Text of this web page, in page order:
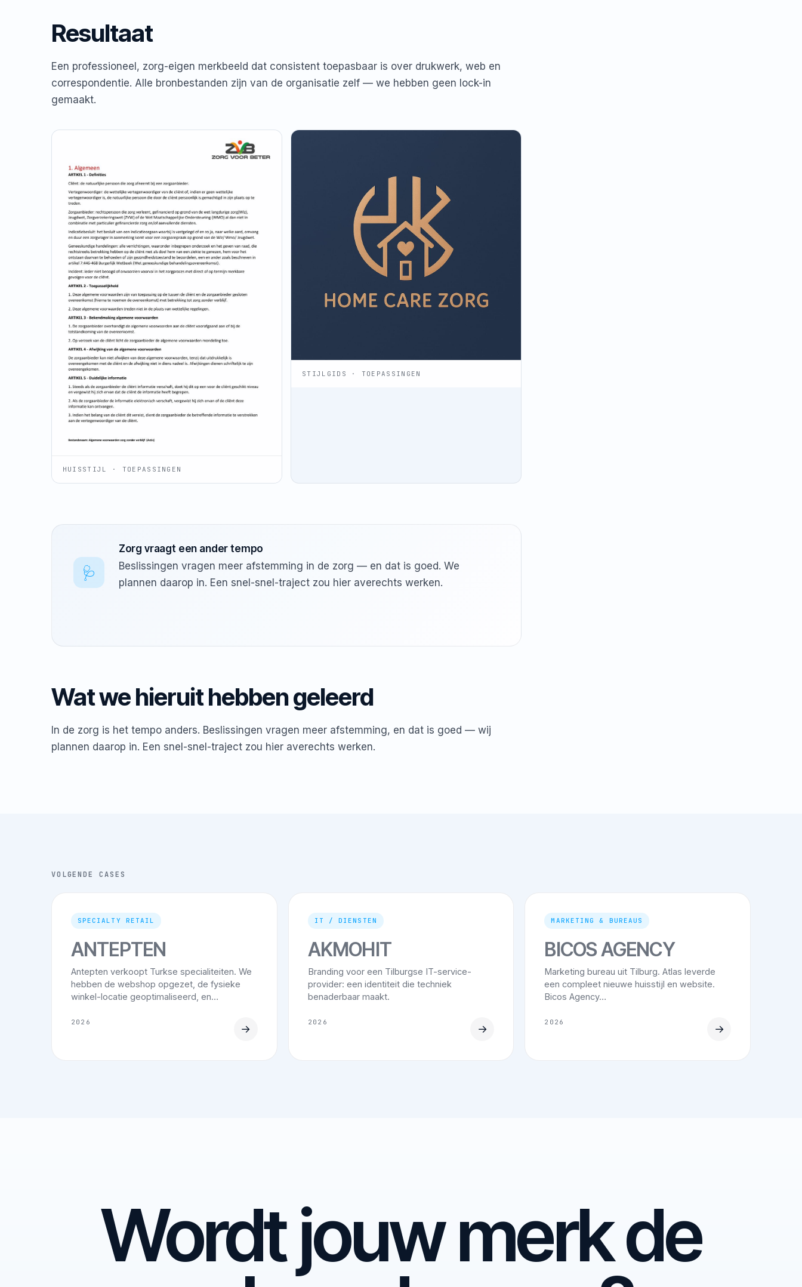
Resultaat
Een professioneel, zorg-eigen merkbeeld dat consistent toepasbaar is over drukwerk, web en
correspondentie. Alle bronbestanden zijn van de organisatie zelf — we hebben geen lock-in
gemaakt.
HUISSTIJL · TOEPASSINGEN
STIJLGIDS · TOEPASSINGEN
🩺
Zorg vraagt een ander tempo
Beslissingen vragen meer afstemming in de zorg — en dat is goed. We
plannen daarop in. Een snel-snel-traject zou hier averechts werken.
Wat we hieruit hebben geleerd
In de zorg is het tempo anders. Beslissingen vragen meer afstemming, en dat is goed — wij
plannen daarop in. Een snel-snel-traject zou hier averechts werken.
VOLGENDE CASES
SPECIALTY RETAIL
ANTEPTEN
Antepten verkoopt Turkse specialiteiten. We
hebben de webshop opgezet, de fysieke
winkel-locatie geoptimaliseerd, en…
2026
→
IT / DIENSTEN
AKMOHIT
Branding voor een Tilburgse IT-service-
provider: een identiteit die techniek
benaderbaar maakt.
2026
→
MARKETING & BUREAUS
BICOS AGENCY
Marketing bureau uit Tilburg. Atlas leverde
een compleet nieuwe huisstijl en website.
Bicos Agency…
2026
→
Wordt jouw merk de